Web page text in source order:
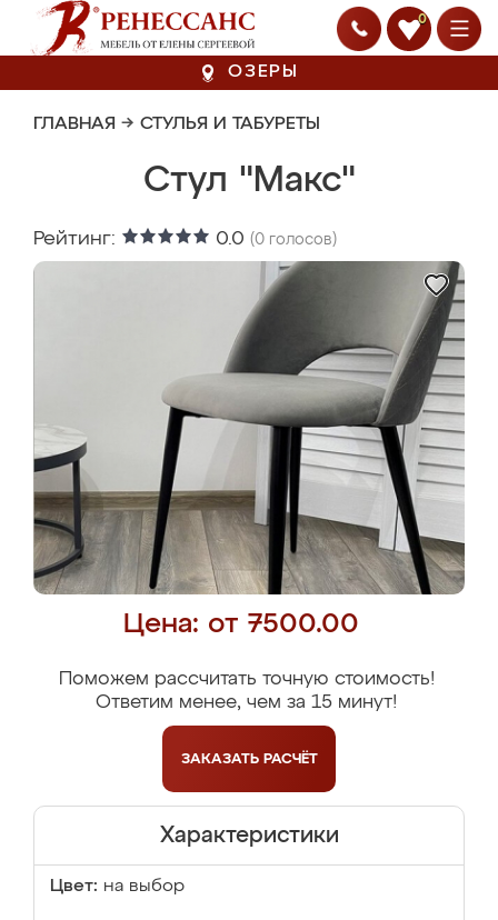
0
ОЗЕРЫ
ГЛАВНАЯ → СТУЛЬЯ И ТАБУРЕТЫ
Стул "Макс"
Рейтинг: 0.0 (0 голосов)
Цена: от 7500.00
Поможем рассчитать точную стоимость!
Ответим менее, чем за 15 минут!
ЗАКАЗАТЬ РАСЧЁТ
Характеристики
Цвет: на выбор